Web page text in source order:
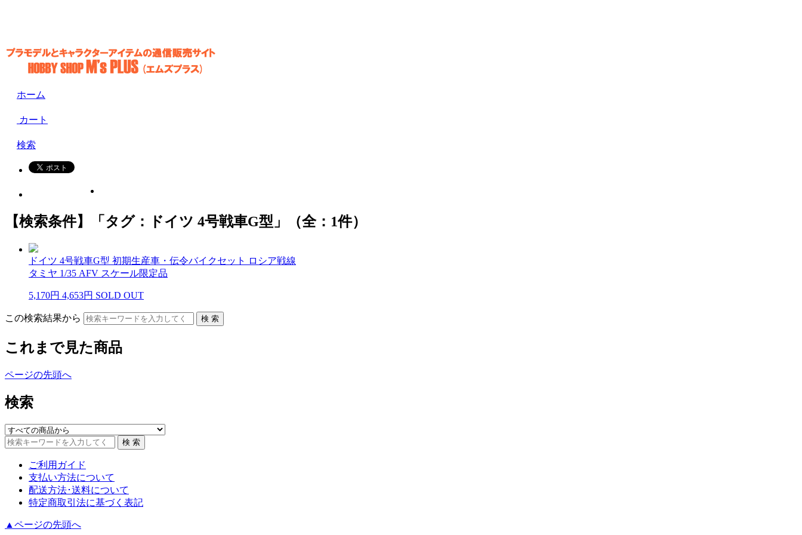
ホーム
カート
検索
【検索条件】「タグ：ドイツ 4号戦車G型」（全：1件）
ドイツ 4号戦車G型 初期生産車・伝令バイクセット ロシア戦線
タミヤ 1/35 AFV スケール限定品
5,170円 4,653円 SOLD OUT
この検索結果から
これまで見た商品
ページの先頭へ
検索
ご利用ガイド
支払い方法について
配送方法･送料について
特定商取引法に基づく表記
▲ページの先頭へ